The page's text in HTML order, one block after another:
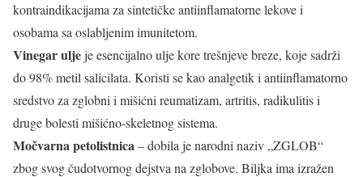
kontraindikacijama za sintetičke antiinflamatorne lekove i
osobama sa oslabljenim imunitetom.
Vinegar uljeje esencijalno ulje kore trešnjeve breze, koje sadrži
do 98% metil salicilata. Koristi se kao analgetik i antiinflamatorno
sredstvo za zglobni i mišićni reumatizam, artritis, radikulitis i
druge bolesti mišićno-skeletnog sistema.
Močvarna petolistnica– dobila je narodni naziv „ZGLOB“
zbog svog čudotvornog dejstva na zglobove. Biljka ima izražen